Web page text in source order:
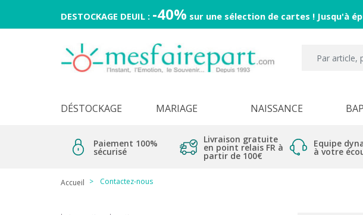
DESTOCKAGE DEUIL : -40% sur une sélection de cartes ! Jusqu'à
DÉSTOCKAGE MARIAGE NAISSANCE
Paiement 100%
sécurisé
Livraison gratuite
en point relais FR à
partir de 100€
Equipe
à votre
Accueil Contactez-nous